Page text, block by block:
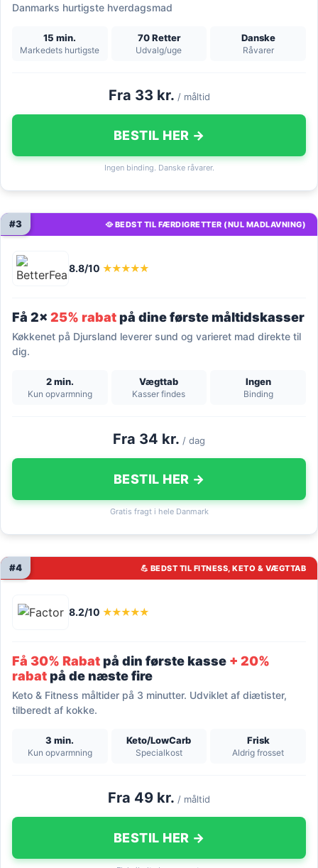
Danmarks hurtigste hverdagsmad
15 min.
Markedets hurtigste
70 Retter
Udvalg/uge
Danske
Råvarer
Fra 33 kr. / måltid
BESTIL HER →
Ingen binding. Danske råvarer.
🥘 BEDST TIL FÆRDIGRETTER (NUL MADLAVNING)
#3
8.8/10 ★★★★★
Få 2x 25% rabatpå dine første måltidskasser
Køkkenet på Djursland leverer sund og varieret mad direkte til
dig.
2 min.
Kun opvarmning
Vægttab
Kasser findes
Ingen
Binding
Fra 34 kr. / dag
BESTIL HER →
Gratis fragt i hele Danmark
💪 BEDST TIL FITNESS, KETO & VÆGTTAB
#4
8.2/10 ★★★★★
Få 30% Rabatpå din første kasse + 20%
rabatpå de næste fire
Keto & Fitness måltider på 3 minutter. Udviklet af diætister,
tilberedt af kokke.
3 min.
Kun opvarmning
Keto/LowCarb
Specialkost
Frisk
Aldrig frosset
Fra 49 kr. / måltid
BESTIL HER →